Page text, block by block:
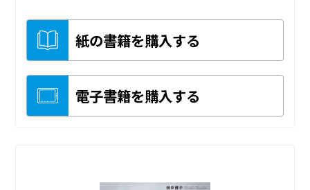
紙の書籍を購入する
電子書籍を購入する